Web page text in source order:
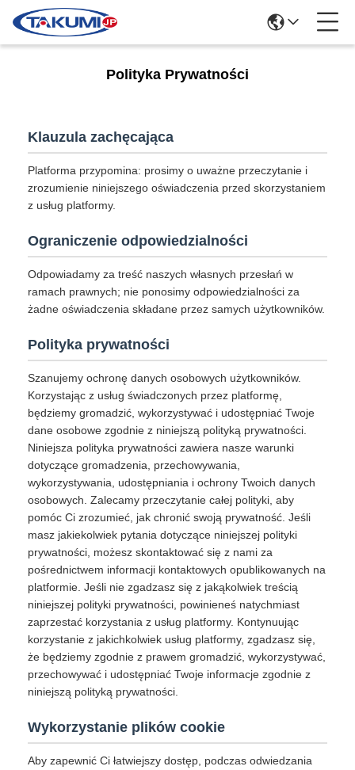
Polityka Prywatności
Klauzula zachęcająca
Platforma przypomina: prosimy o uważne przeczytanie i
zrozumienie niniejszego oświadczenia przed skorzystaniem
z usług platformy.
Ograniczenie odpowiedzialności
Odpowiadamy za treść naszych własnych przesłań w
ramach prawnych; nie ponosimy odpowiedzialności za
żadne oświadczenia składane przez samych użytkowników.
Polityka prywatności
Szanujemy ochronę danych osobowych użytkowników.
Korzystając z usług świadczonych przez platformę,
będziemy gromadzić, wykorzystywać i udostępniać Twoje
dane osobowe zgodnie z niniejszą polityką prywatności.
Niniejsza polityka prywatności zawiera nasze warunki
dotyczące gromadzenia, przechowywania,
wykorzystywania, udostępniania i ochrony Twoich danych
osobowych. Zalecamy przeczytanie całej polityki, aby
pomóc Ci zrozumieć, jak chronić swoją prywatność. Jeśli
masz jakiekolwiek pytania dotyczące niniejszej polityki
prywatności, możesz skontaktować się z nami za
pośrednictwem informacji kontaktowych opublikowanych na
platformie. Jeśli nie zgadzasz się z jakąkolwiek treścią
niniejszej polityki prywatności, powinieneś natychmiast
zaprzestać korzystania z usług platformy. Kontynuując
korzystanie z jakichkolwiek usług platformy, zgadzasz się,
że będziemy zgodnie z prawem gromadzić, wykorzystywać,
przechowywać i udostępniać Twoje informacje zgodnie z
niniejszą polityką prywatności.
Wykorzystanie plików cookie
Aby zapewnić Ci łatwiejszy dostęp, podczas odwiedzania